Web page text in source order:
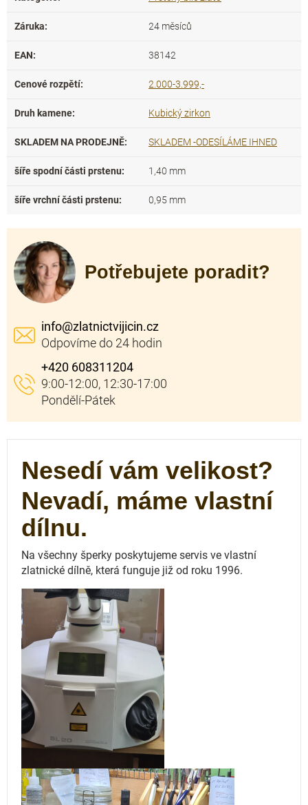
Záruka: 24 měsíců
EAN: 38142
Cenové rozpětí: 2.000-3.999,-
Druh kamene: Kubický zirkon
SKLADEM NA PRODEJNĚ: SKLADEM -ODESÍLÁME IHNED
šíře spodní části prstenu: 1,40 mm
šíře vrchní části prstenu: 0,95 mm
Potřebujete poradit?
info@zlatnictvijicin.cz
+420 608311204
Nesedí vám velikost?
Nevadí, máme vlastní
dílnu.
Na všechny šperky poskytujeme servis ve vlastní
zlatnické dílně, která funguje již od roku 1996.